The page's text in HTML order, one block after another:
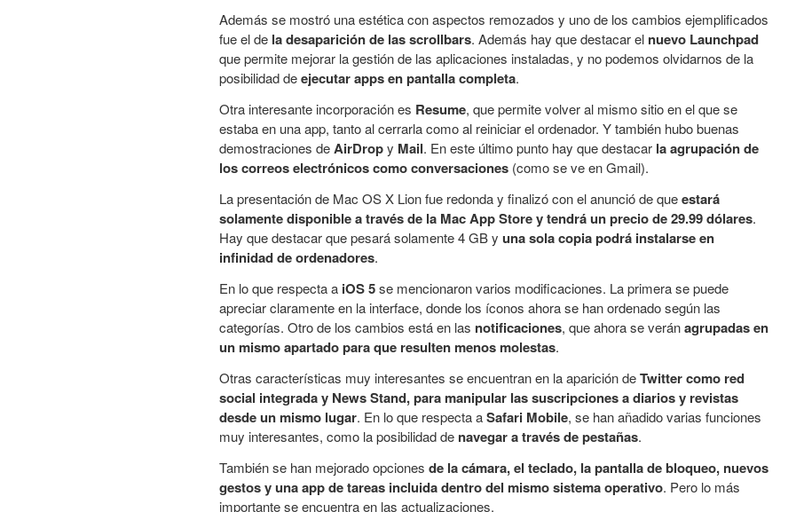
Además se mostró una estética con aspectos remozados y uno de los cambios ejemplificados
fue el de la desaparición de las scrollbars. Además hay que destacar el nuevo Launchpad
que permite mejorar la gestión de las aplicaciones instaladas, y no podemos olvidarnos de la
posibilidad deejecutar apps en pantalla completa.
Otra interesante incorporación es Resume, que permite volver al mismo sitio en el que se
estaba en una app, tanto al cerrarla como al reiniciar el ordenador. Y también hubo buenas
demostraciones deAirDropy Mail. En este último punto hay que destacar la agrupación de
los correos electrónicos como conversaciones (como se ve en Gmail).
La presentación de Mac OS X Lion fue redonda y finalizó con el anunció de queestará
solamente disponible a través de la Mac App Store y tendrá un precio de 29.99 dólares.
Hay que destacar que pesará solamente 4 GB y una sola copia podrá instalarse en
infinidad de ordenadores.
En lo que respecta a iOS 5se mencionaron varios modificaciones. La primera se puede
apreciar claramente en la interface, donde los íconos ahora se han ordenado según las
categorías. Otro de los cambios está en las notificaciones, que ahora se veránagrupadas en
un mismo apartado para que resulten menos molestas.
Otras características muy interesantes se encuentran en la aparición deTwitter como red
social integrada y News Stand, para manipular las suscripciones a diarios y revistas
desde un mismo lugar. En lo que respecta aSafari Mobile, se han añadido varias funciones
muy interesantes, como la posibilidad de navegar a través de pestañas.
También se han mejorado opciones de la cámara, el teclado, la pantalla de bloqueo, nuevos
gestos y una app de tareas incluida dentro del mismo sistema operativo. Pero lo más
importante se encuentra en las actualizaciones.